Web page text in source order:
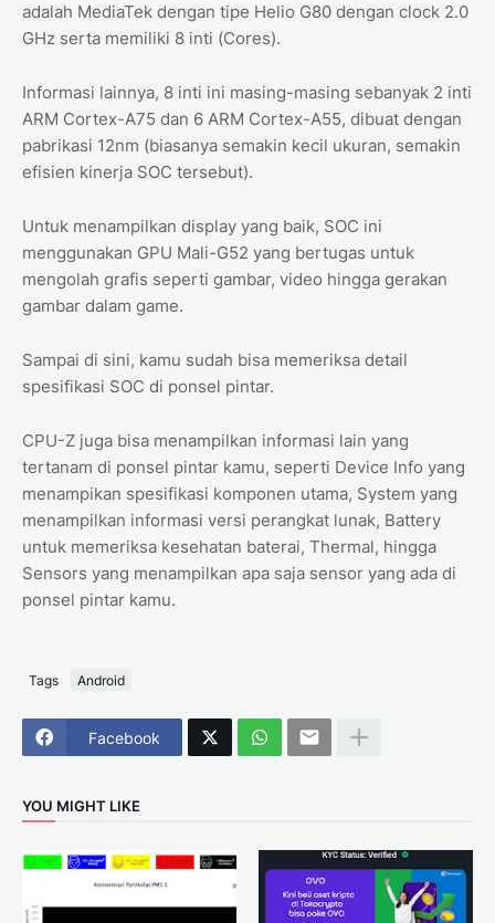
adalah MediaTek dengan tipe Helio G80 dengan clock 2.0
GHz serta memiliki 8 inti (Cores).
Informasi lainnya, 8 inti ini masing-masing sebanyak 2 inti
ARM Cortex-A75 dan 6 ARM Cortex-A55, dibuat dengan
pabrikasi 12nm (biasanya semakin kecil ukuran, semakin
efisien kinerja SOC tersebut).
Untuk menampilkan display yang baik, SOC ini
menggunakan GPU Mali-G52 yang bertugas untuk
mengolah grafis seperti gambar, video hingga gerakan
gambar dalam game.
Sampai di sini, kamu sudah bisa memeriksa detail
spesifikasi SOC di ponsel pintar.
CPU-Z juga bisa menampilkan informasi lain yang
tertanam di ponsel pintar kamu, seperti Device Info yang
menampikan spesifikasi komponen utama, System yang
menampilkan informasi versi perangkat lunak, Battery
untuk memeriksa kesehatan baterai, Thermal, hingga
Sensors yang menampilkan apa saja sensor yang ada di
ponsel pintar kamu.
Tags Android
Facebook
YOU MIGHT LIKE